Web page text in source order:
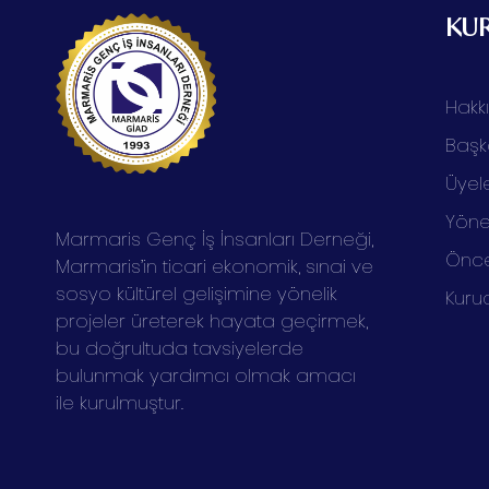
Marmaris Genç İş İnsanları Derneği,
Marmaris’in ticari ekonomik, sınai ve
sosyo kültürel gelişimine yönelik
projeler üreterek hayata geçirmek,
bu doğrultuda tavsiyelerde
bulunmak yardımcı olmak amacı
ile kurulmuştur.